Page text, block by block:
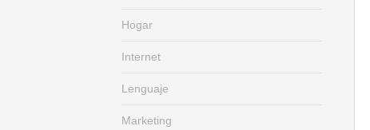
Hogar
Internet
Lenguaje
Marketing